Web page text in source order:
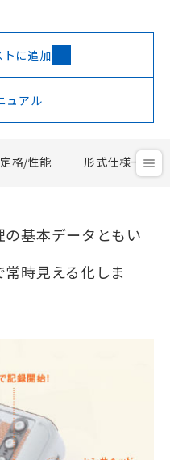
トに追加
ュアル
定格/性能 形式仕様一覧
基本データともい
時見える化しま